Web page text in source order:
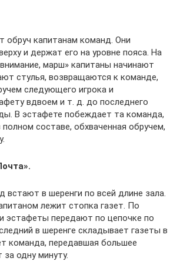
обруч капитанам команд. Они
и держат его на уровне пояса. На
марш» капитаны начинают
стулья, возвращаются к команде,
следующего игрока и
вдвоем и т. д. до последнего
В эстафете побеждает та команда,
составе, обхваченная обручем,
встают в шеренги по всей длине зала.
лежит стопка газет. По
эстафеты передают по цепочке по
в шеренге складывает газеты в
команда, передавшая большее
за одну минуту.